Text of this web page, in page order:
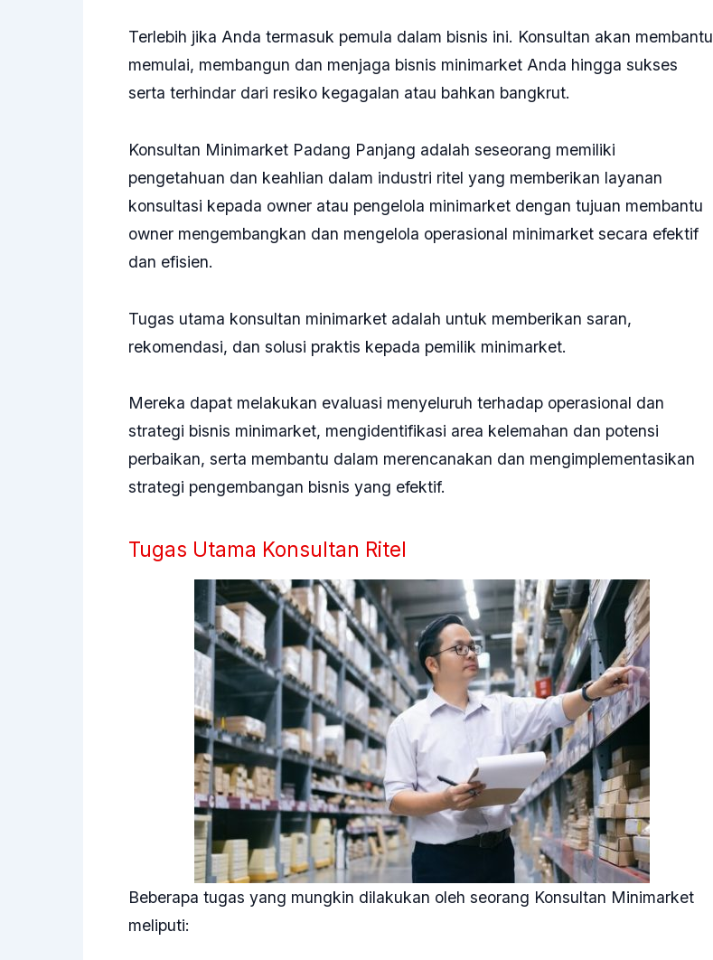
Terlebih jika Anda termasuk pemula dalam bisnis ini. Konsultan akan membantu
memulai, membangun dan menjaga bisnis minimarket Anda hingga sukses
serta terhindar dari resiko kegagalan atau bahkan bangkrut.
Konsultan Minimarket Padang Panjang adalah seseorang memiliki
pengetahuan dan keahlian dalam industri ritel yang memberikan layanan
konsultasi kepada owner atau pengelola minimarket dengan tujuan membantu
owner mengembangkan dan mengelola operasional minimarket secara efektif
dan efisien.
Tugas utama konsultan minimarket adalah untuk memberikan saran,
rekomendasi, dan solusi praktis kepada pemilik minimarket.
Mereka dapat melakukan evaluasi menyeluruh terhadap operasional dan
strategi bisnis minimarket, mengidentifikasi area kelemahan dan potensi
perbaikan, serta membantu dalam merencanakan dan mengimplementasikan
strategi pengembangan bisnis yang efektif.
Tugas Utama Konsultan Ritel
Beberapa tugas yang mungkin dilakukan oleh seorang Konsultan Minimarket
meliputi: